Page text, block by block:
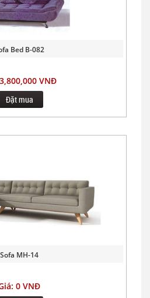
Bed B-082
VNĐ
Đặt mua
Sofa MH-14
0 VNĐ